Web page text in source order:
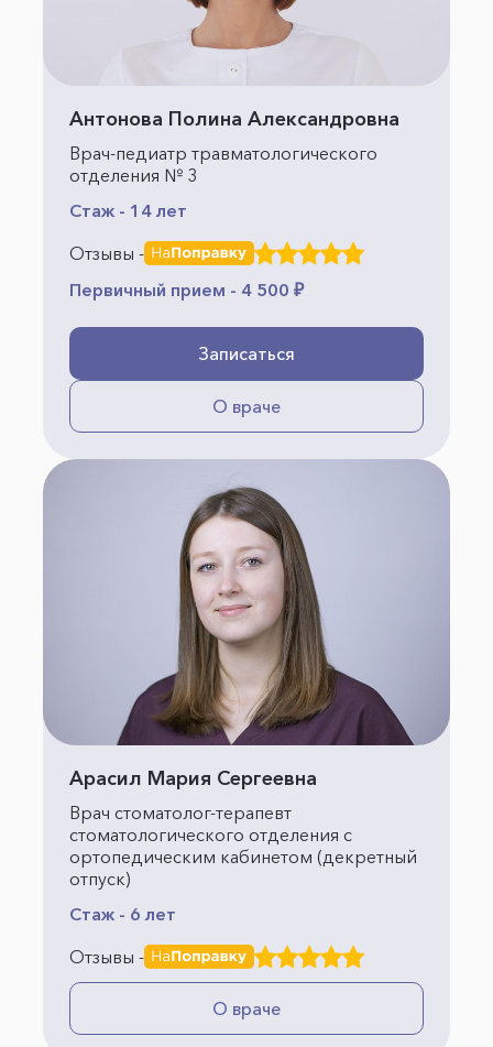
Антонова Полина Александровна
Врач-педиатр травматологического
отделения № 3
Стаж - 14 лет
Отзывы -
Первичный прием - 4 500 ₽
Записаться
О враче
Арасил Мария Сергеевна
Врач стоматолог-терапевт
стоматологического отделения с
ортопедическим кабинетом (декретный
отпуск)
Стаж - 6 лет
Отзывы -
О враче